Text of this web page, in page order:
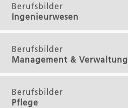
Berufsbilder
Ingenieurwesen
Berufsbilder
Management & Verwaltung
Berufsbilder
Pflege